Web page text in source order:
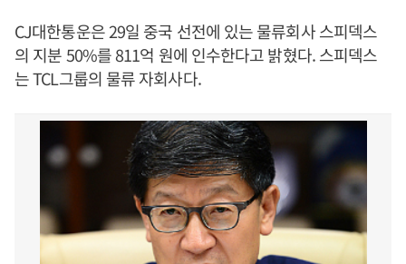
CJ대한통운은 29일 중국 선전에 있는 물류회사 스피덱스
의 지분 50%를 811억 원에 인수한다고 밝혔다. 스피덱스
는 TCL그룹의 물류 자회사다.